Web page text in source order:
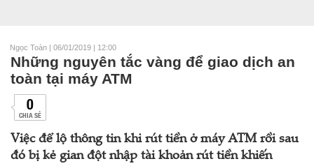
Ngọc Toàn | 06/01/2019 | 12:00
Những nguyên tắc vàng để giao dịch an
toàn tại máy ATM
0
CHIA SẺ
Việc để lộ thông tin khi rút tiền ở máy ATM rồi sau
đó bị kẻ gian đột nhập tài khoản rút tiền khiến